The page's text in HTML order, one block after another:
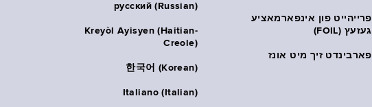
פרייהייט פון אינפארמאציע
געזעץ (FOIL)
פארבינדט זיך מיט אונז
русский (Russian)
Kreyòl Ayisyen (Haitian-
Creole)
한국어 (Korean)
Italiano (Italian)